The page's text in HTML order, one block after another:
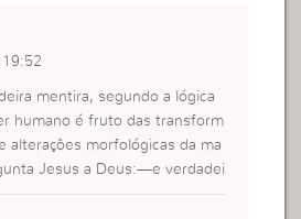
mentira, segundo a lógica
humano é fruto das transform
alterações morfológicas da ma
Jesus a Deus:—e verdadei